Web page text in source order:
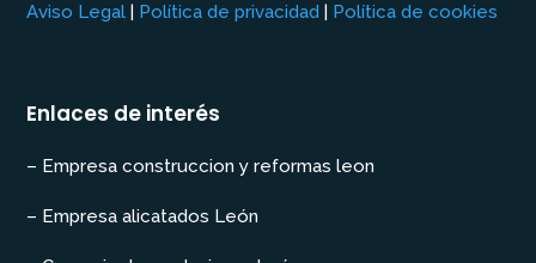
Aviso Legal | Política de privacidad | Política de cookies
Enlaces de interés
– Empresa construccion y reformas leon
– Empresa alicatados León